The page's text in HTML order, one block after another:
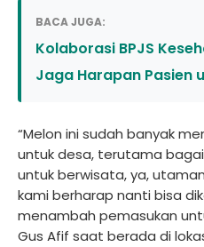
BACA JUGA:
Kolaborasi BPJS
Jaga Harapan Pasien
“Melon ini sudah banyak
untuk desa, terutama
untuk berwisata, ya,
kami berharap nanti bisa
menambah pemasukan
Gus Afif saat berada di